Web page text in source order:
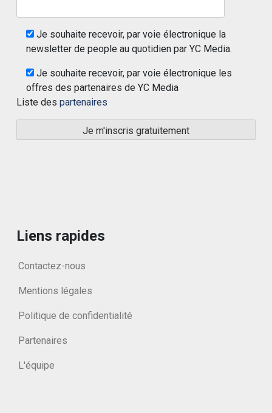
Je souhaite recevoir, par voie électronique la
newsletter de people au quotidien par YC Media.
Je souhaite recevoir, par voie électronique les
offres des partenaires de YC Media
Liste des partenaires
Liens rapides
Contactez-nous
Mentions légales
Politique de confidentialité
Partenaires
L'équipe